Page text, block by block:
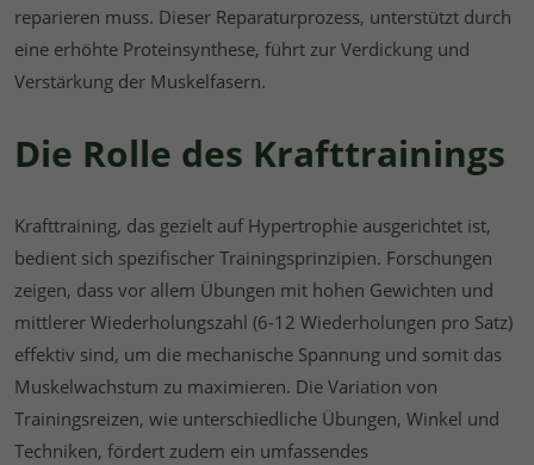
reparieren muss. Dieser Reparaturprozess, unterstützt durch
eine erhöhte Proteinsynthese, führt zur Verdickung und
Verstärkung der Muskelfasern.
Die Rolle des Krafttrainings
Krafttraining, das gezielt auf Hypertrophie ausgerichtet ist,
bedient sich spezifischer Trainingsprinzipien. Forschungen
zeigen, dass vor allem Übungen mit hohen Gewichten und
mittlerer Wiederholungszahl (6-12 Wiederholungen pro Satz)
effektiv sind, um die mechanische Spannung und somit das
Muskelwachstum zu maximieren. Die Variation von
Trainingsreizen, wie unterschiedliche Übungen, Winkel und
Techniken, fördert zudem ein umfassendes